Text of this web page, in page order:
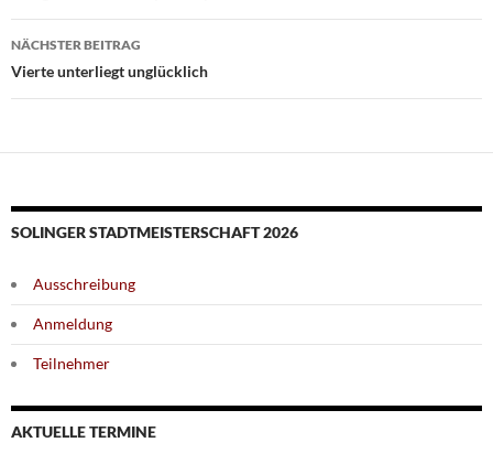
NÄCHSTER BEITRAG
Vierte unterliegt unglücklich
SOLINGER STADTMEISTERSCHAFT 2026
Ausschreibung
Anmeldung
Teilnehmer
AKTUELLE TERMINE